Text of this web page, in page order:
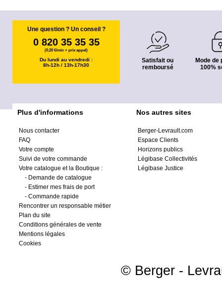
Une question ? Un conseil ?
0 820 35 35 35
(0,20 €/min + prix appel)
Du lundi au vendredi :
8h-12h / 13h-17h30
Satisfait ou
remboursé
Mode de
100%
Plus d'informations
Nous contacter
FAQ
Votre compte
Suivi de votre commande
Votre catalogue et la Boutique :
- Demande de catalogue
- Estimer mes frais de port
- Commande rapide
Rencontrer un responsable métier
Plan du site
Conditions générales de vente
Mentions légales
Cookies
Nos autres sites
Berger-Levrault.com
Espace Clients
Horizons publics
Légibase Collectivités
Légibase Justice
© Berger -